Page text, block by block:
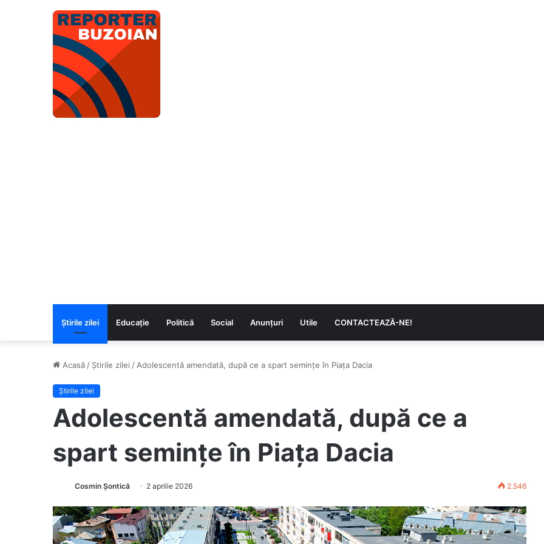
Știrile zilei Educaţie Politică Social Anunțuri Utile CONTACTEAZĂ-NE!
Acasă / Știrile zilei / Adolescentă amendată, după ce a spart semințe în Piața Dacia
Știrile zilei
Adolescentă amendată, după ce a
spart semințe în Piața Dacia
Cosmin Șontică 2 aprilie 2026 2.546